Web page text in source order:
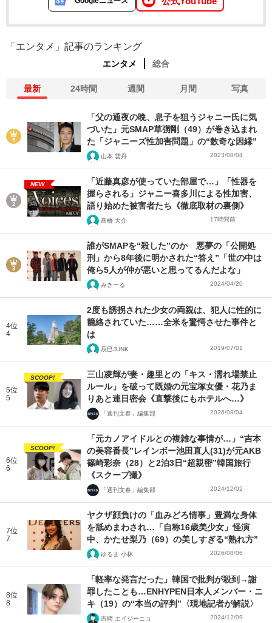
「エンタメ」記事のランキング
エンタメ 総合
最新 24時間 週間 月間 写真
「父の通夜の晩、息子を狙うジャニー氏に気
づいた」元SMAP草彅剛（49）が巻き込まれ
た「ジャニーズ性加害問題」の“数奇な因縁”
山本 雲丹 2023/08/04
NEW
「近藤真彦が使っていた部屋で…」「性器を
握らされる」ジャニー喜多川による性加害、
語り始めた被害者たち《徹底取材の裏側》
髙橋 大介 17時間前
誰がSMAPを“殺した”のか 悪夢の「公開処
刑」から8年後に明かされた“答え”「世の中は
俺ら5人が仲が悪いと思ってるんだよな」
みきーる 2024/04/20
4位
4
2度も誘拐された少女の両親は、犯人に性的に
籠絡されていた……全米を驚愕させた事件と
は
辰巳JUNK 2019/07/01
5位
5
SCOOP!
三山凌輝が妻・趣里との「キス・濡れ場禁止
ルール」を破って既婚の元宝塚女優・花乃ま
りあと連日密会《直撃後にもホテルへ…》
「週刊文春」編集部 2026/08/04
6位
6
SCOOP!
「元カノアイドルとの複雑な事情が…」“吉本
の美容番長”レインボー池田直人(31)が元AKB
篠崎彩奈（28）と2泊3日“超親密”韓国旅行
《スクープ撮》
「週刊文春」編集部 2024/12/02
7位
7
ヤクザ顔負けの「血みどろ情事」豊満な身体
を舐めまわされ…「自称16歳美少女」怪演
中、かたせ梨乃（69）の美しすぎる“熟れ方”
ゆるま 小林 2026/08/06
8位
8
「軽率な発言だった」韓国で批判が殺到→謝
罪したことも…ENHYPEN日本人メンバー・ニ
キ（19）の“本当の評判”〈現地記者が解説〉
吉崎 エイジーニョ 2024/12/09